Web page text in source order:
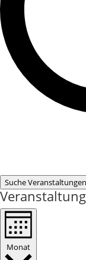
Suche Veranstaltungen
Monat